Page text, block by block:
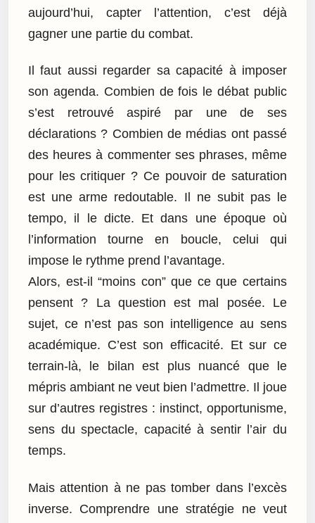
aujourd’hui, capter l’attention, c’est déjà
gagner une partie du combat.
Il faut aussi regarder sa capacité à imposer
son agenda. Combien de fois le débat public
s’est retrouvé aspiré par une de ses
déclarations ? Combien de médias ont passé
des heures à commenter ses phrases, même
pour les critiquer ? Ce pouvoir de saturation
est une arme redoutable. Il ne subit pas le
tempo, il le dicte. Et dans une époque où
l’information tourne en boucle, celui qui
impose le rythme prend l’avantage.
Alors, est-il “moins con” que ce que certains
pensent ? La question est mal posée. Le
sujet, ce n’est pas son intelligence au sens
académique. C’est son efficacité. Et sur ce
terrain-là, le bilan est plus nuancé que le
mépris ambiant ne veut bien l’admettre. Il joue
sur d’autres registres : instinct, opportunisme,
sens du spectacle, capacité à sentir l’air du
temps.
Mais attention à ne pas tomber dans l’excès
inverse. Comprendre une stratégie ne veut